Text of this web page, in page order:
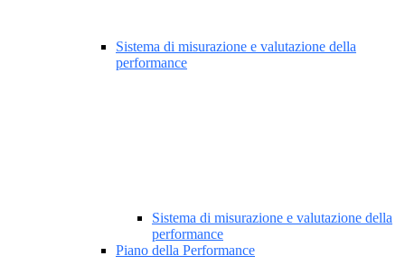
Sistema di misurazione e valutazione della
performance
Sistema di misurazione e valutazione della
performance
Piano della Performance